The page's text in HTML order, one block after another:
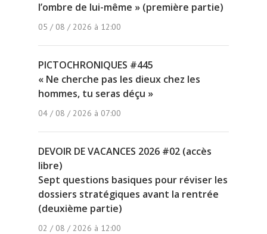
l’ombre de lui-même » (première partie)
05 / 08 / 2026 à 12:00
PICTOCHRONIQUES #445
« Ne cherche pas les dieux chez les
hommes, tu seras déçu »
04 / 08 / 2026 à 07:00
DEVOIR DE VACANCES 2026 #02 (accès
libre)
Sept questions basiques pour réviser les
dossiers stratégiques avant la rentrée
(deuxième partie)
02 / 08 / 2026 à 12:00